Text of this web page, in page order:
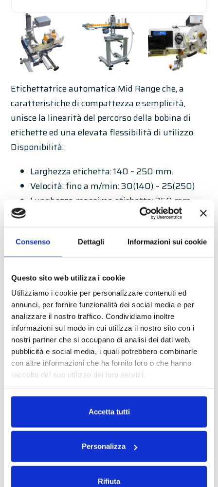
Consenso Dettagli Informazioni sui cookie
Questo sito web utilizza i cookie
Utilizziamo i cookie per personalizzare contenuti ed
annunci, per fornire funzionalità dei social media e per
analizzare il nostro traffico. Condividiamo inoltre
informazioni sul modo in cui utilizza il nostro sito con i
nostri partner che si occupano di analisi dei dati web,
pubblicità e social media, i quali potrebbero combinarle
con altre informazioni che ha fornito loro o che hanno
raccolto dal suo utilizzo dei loro servizi.
Leggi la nostra
Accetta tutti
Personalizza
Rifiuta
Etichettatrice automatica Mid Range che, a
caratteristiche di compattezza e semplicità,
unisce la linearità del percorso della bobina di
etichette ed una elevata flessibilità di utilizzo.
Disponibilità:
Larghezza etichetta: 140 – 250 mm.
Velocità: fino a m/min: 30(140) – 25(250)
Lunghezza massima etichetta: 350 mm.
Dimensioni indicative: 800 (L) x 500 (W) x
350 (H) mm.
Motore passo-passo ibrido a bassa
dispersione Classe A++
Elettronica in cassetta separata in
alluminio anodizzato senza necessità di
ventilazione
Grado di protezione IP 55
Pannello HMI da 5,7” 250 colori
Impostazione digitale dei parametri di
funzionamento etichettatrice
Contatore etichette applicate
Salvataggio fino a 100 formati di etichette